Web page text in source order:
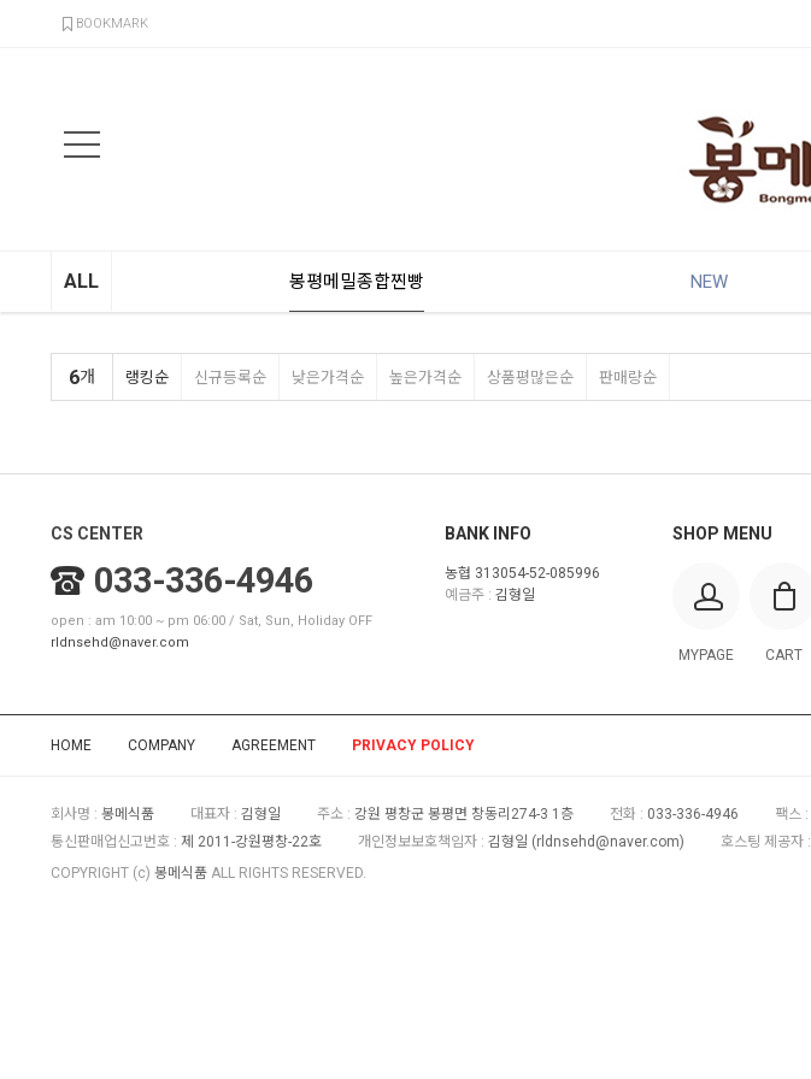
BOOKMARK
ALL 봉평메밀종합찐빵 NEW
6개 랭킹순 신규등록순 낮은가격순 높은가격순 상품평많은순 판매량순
CS CENTER
033-336-4946
open : am 10:00 ~ pm 06:00 / Sat, Sun, Holiday OFF
rldnsehd@naver.com
BANK INFO
농협 313054-52-085996
예금주 : 김형일
SHOP MENU
MYPAGE CART
HOME COMPANY AGREEMENT PRIVACY POLICY
회사명 : 봉메식품 대표자 : 김형일 주소 : 강원 평창군 봉평면 창동리274-3 1층 전화 : 033-336-4946 팩스 :
통신판매업신고번호 : 제 2011-강원평창-22호 개인정보보호책임자 : 김형일 (rldnsehd@naver.com) 호스팅 제공자 :
COPYRIGHT (c) 봉메식품 ALL RIGHTS RESERVED.